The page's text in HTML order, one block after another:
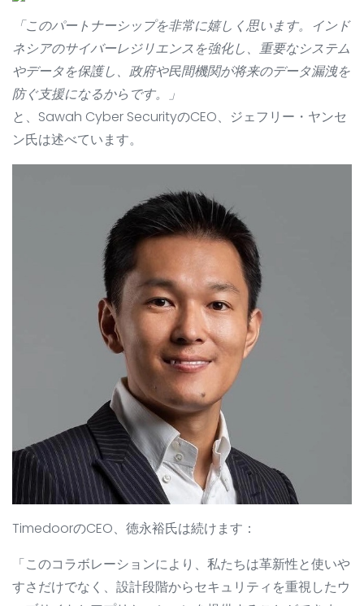
「このパートナーシップを非常に嬉しく思います。インド
ネシアのサイバーレジリエンスを強化し、重要なシステム
やデータを保護し、政府や民間機関が将来のデータ漏洩を
防ぐ支援になるからです。」
と、Sawah Cyber SecurityのCEO、ジェフリー・ヤンセ
ン氏は述べています。
TimedoorのCEO、徳永裕氏は続けます：
「このコラボレーションにより、私たちは革新性と使いや
すさだけでなく、設計段階からセキュリティを重視したウ